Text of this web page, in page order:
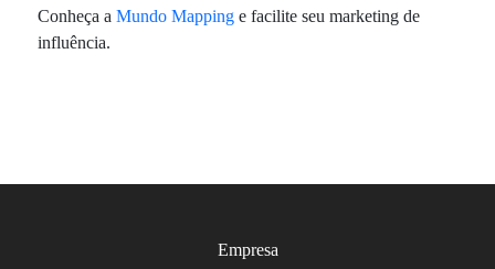
Conheça aMundo Mapping e facilite seu marketing de
influência.
Empresa